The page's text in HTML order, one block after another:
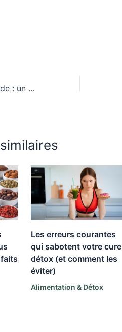
Tenir un journal de gratitude : un rituel simple pour cultiver le positif
Les erreurs courantes
qui sabotent votre cure
détox (et comment les
éviter)
Alimentation & Détox